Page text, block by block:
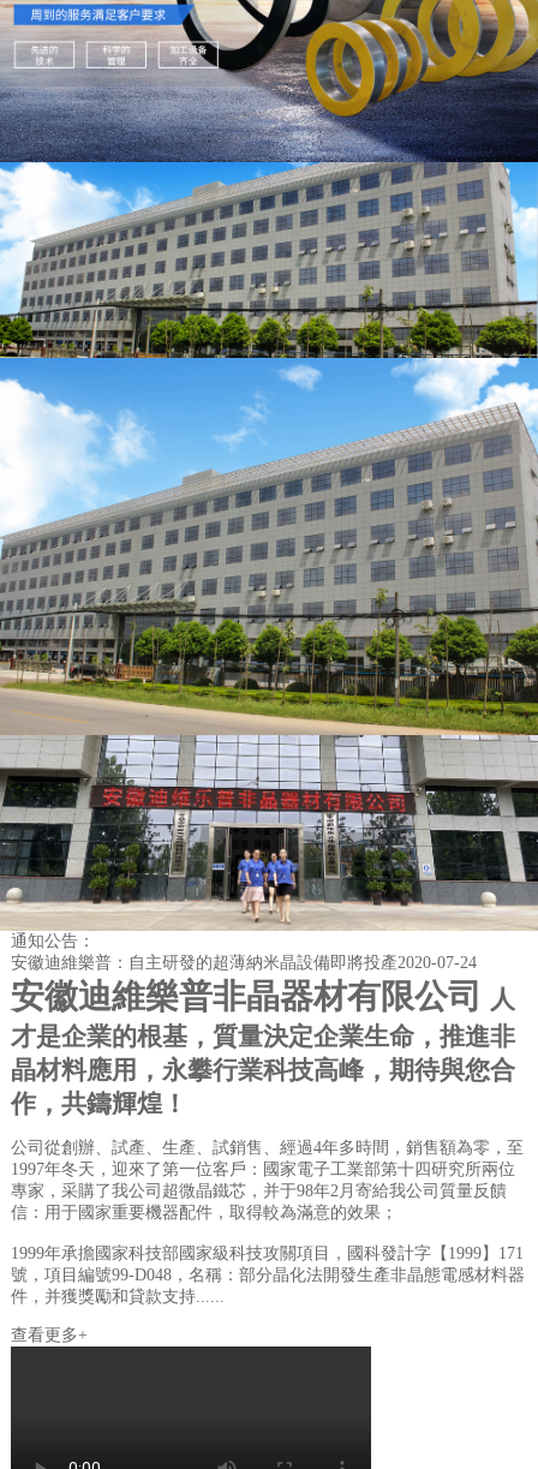
通知公告：
安徽迪維樂普：自主研發的超薄納米晶設備即將投產2020-07-24
安徽迪維樂普非晶器材有限公司
人
才是企業的根基，質量決定企業生命，推進非
晶材料應用，永攀行業科技高峰，期待與您合
作，共鑄輝煌！
公司從創辦、試產、生產、試銷售、經過4年多時間，銷售額為零，至
1997年冬天，迎來了第一位客戶：國家電子工業部第十四研究所兩位
專家，采購了我公司超微晶鐵芯，并于98年2月寄給我公司質量反饋
信：用于國家重要機器配件，取得較為滿意的效果；
1999年承擔國家科技部國家級科技攻關項目，國科發計字【1999】171
號，項目編號99-D048，名稱：部分晶化法開發生產非晶態電感材料器
件，并獲獎勵和貸款支持......
查看更多+